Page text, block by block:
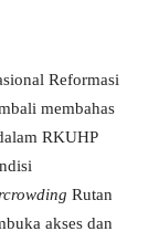
Reformasi
membahas
RKUHP
Rutan
akses dan